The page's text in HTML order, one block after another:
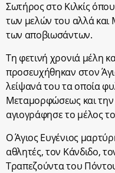
Σωτήρος στο Κιλκίς
των μελών του αλλά
των αποβιωσάντων.
Τη φετινή χρονιά μέλη
προσευχήθηκαν στον
λείψανά του τα οποία
Μεταμορφώσεως και την
αγιογράφησε το μέλος
Ο Άγιος Ευγένιος
αθλητές, τον Κάνδιδο,
Τραπεζούντα του